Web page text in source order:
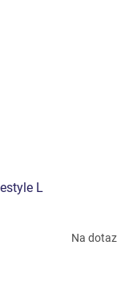
L
Na dotaz